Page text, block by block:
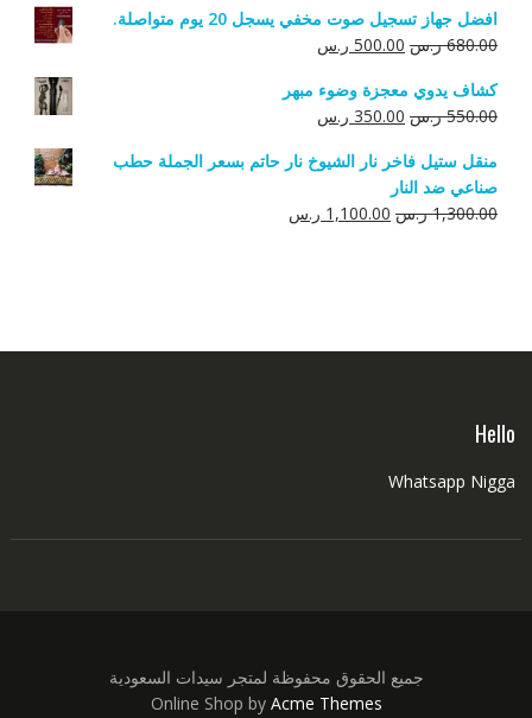
افضل جهاز تسجيل صوت مخفي يسجل 20 يوم متواصلة.
680.00 ر.س السعر
هو:
680.00 ر.س.
500.00 ر.سالسعر
هو:
500.00 ر.س.
كشاف يدوي معجزة وضوء مبهر
550.00 ر.س السعر
هو:
550.00 ر.س.
350.00 ر.سالسعر
هو:
منقل ستيل فاخر نار الشيوخ نار حاتم بسعر الجملة حطب
صناعي ضد النار
1,300.00 ر.س السعر
1,100.00 ر.سالسعر
Hello
Whatsapp Nigga
جميع الحقوق محفوظة لمتجر سيدات السعودية
Online Shop by Acme Themes